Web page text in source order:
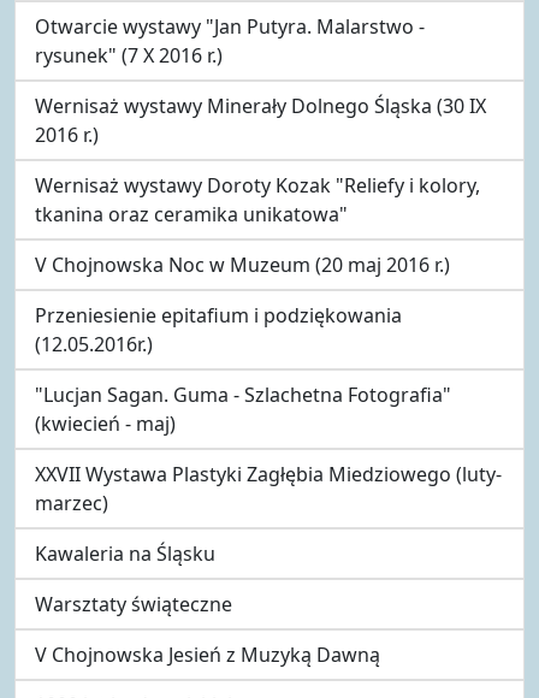
Otwarcie wystawy "Jan Putyra. Malarstwo -
rysunek" (7 X 2016 r.)
Wernisaż wystawy Minerały Dolnego Śląska (30 IX
2016 r.)
Wernisaż wystawy Doroty Kozak "Reliefy i kolory,
tkanina oraz ceramika unikatowa"
V Chojnowska Noc w Muzeum (20 maj 2016 r.)
Przeniesienie epitafium i podziękowania
(12.05.2016r.)
"Lucjan Sagan. Guma - Szlachetna Fotografia"
(kwiecień - maj)
XXVII Wystawa Plastyki Zagłębia Miedziowego (luty-
marzec)
Kawaleria na Śląsku
Warsztaty świąteczne
V Chojnowska Jesień z Muzyką Dawną